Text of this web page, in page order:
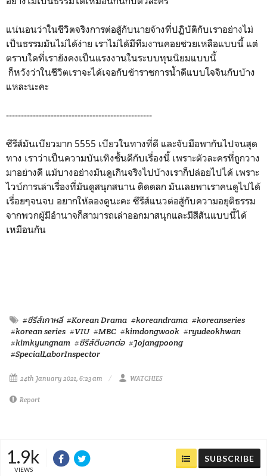
แน่นอนว่าในชีวิตจริงการต่อสู้กับนายจ้างที่ปฏิบัติกับเราอย่างไม่
เป็นธรรมมันไม่ได้ง่าย เราไม่ได้มีทีมงานคอยช่วยเหลือแบบนี้ แต่
ตราบใดที่เรายังคงเป็นแรงงานในระบบทุนนิยมแบบนี้
ก็หวังว่าในชีวิตเราจะได้เจอกับข้าราชการน้ำดีแบบโจจินกับบ้าง
แหละนะคะ
-------------------------------------------------
ซีรีส์มันเบียวมาก 5555 เบียวในทางที่ดี และจับมือพากันไปจนสุด
ทาง เราว่าเป็นความบันเทิงชั้นดีกับเรื่องนี้ เพราะตัวละครที่ถูกวาง
มาอย่างดี แม้บางอย่างมันดูเกินจริงไปบ้างเราก็ปล่อยไปได้ เพราะ
ไวบ์การเล่าเรื่องที่มันดูสนุกสนาน ติดตลก มันเลยพาเราคนดูไปได้
เรื่อยๆจนจบ อยากให้ลองดูนะคะ ซีรีส์แนวต่อสู้กับความอยุติธรรม
จากพวกผู้มีอำนาจก็สามารถเล่าออกมาสนุกและมีสีสันแบบนี้ได้
เหมือนกัน
#ซีรีส์เกาหลี #Korean Drama #koreandrama #koreanseries
#korean series #VIU #MBC #kimdongwook #ryudeokhwan
#kimkyungnam #ซีรีส์ดีบอกต่อ #Jojangpoong
#SpecialLaborInspector
24th January 2021, 6:23 am WATCHIES
Report
1.9k
VIEWS
SUBSCRIBE